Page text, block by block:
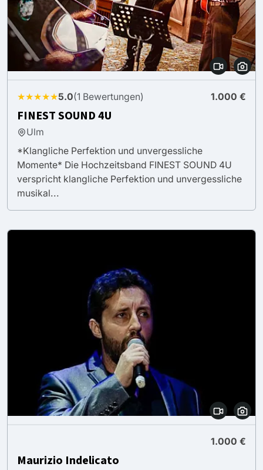
★★★★★5.0(1 Bewertungen) 1.000 €
FINEST SOUND 4U
Ulm
*Klangliche Perfektion und unvergessliche
Momente* Die Hochzeitsband FINEST SOUND 4U
verspricht klangliche Perfektion und unvergessliche
musikal...
1.000 €
Maurizio Indelicato